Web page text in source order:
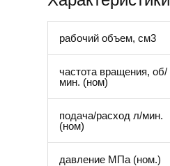
рабочий объем, см3
частота вращения, об/
мин. (ном)
подача/расход л/мин.
(ном)
давление МПа (ном.)